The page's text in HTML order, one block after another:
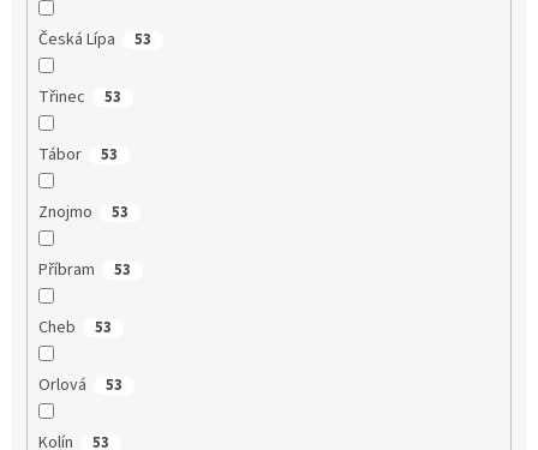
Česká Lípa 53
Třinec 53
Tábor 53
Znojmo 53
Příbram 53
Cheb 53
Orlová 53
Kolín 53